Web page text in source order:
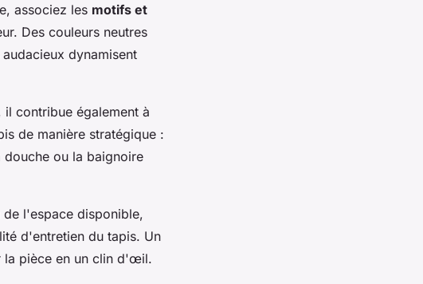
associez les motifs et
Des couleurs neutres
dynamisent
contribue également à
de manière stratégique :
ou la baignoire
l'espace disponible,
d'entretien du tapis. Un
la pièce en un clin d'œil.